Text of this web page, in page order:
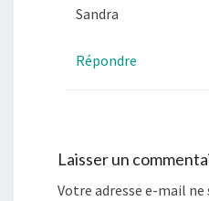
Sandra
Répondre
Laisser un
Votre adresse e-mail ne